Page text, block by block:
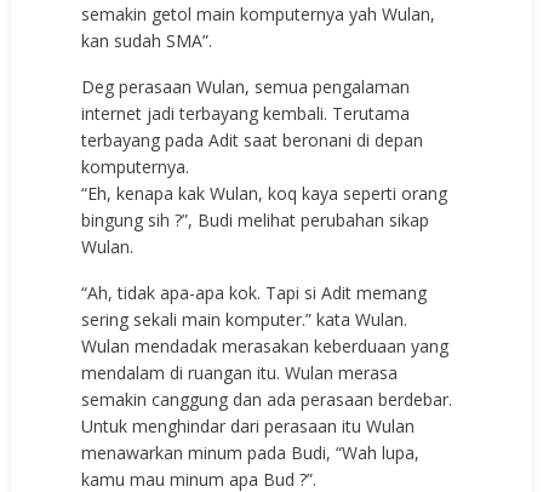
semakin getol main komputernya yah Wulan,
kan sudah SMA”.
Deg perasaan Wulan, semua pengalaman
internet jadi terbayang kembali. Terutama
terbayang pada Adit saat beronani di depan
komputernya.
“Eh, kenapa kak Wulan, koq kaya seperti orang
bingung sih ?”, Budi melihat perubahan sikap
Wulan.
“Ah, tidak apa-apa kok. Tapi si Adit memang
sering sekali main komputer.” kata Wulan.
Wulan mendadak merasakan keberduaan yang
mendalam di ruangan itu. Wulan merasa
semakin canggung dan ada perasaan berdebar.
Untuk menghindar dari perasaan itu Wulan
menawarkan minum pada Budi, “Wah lupa,
kamu mau minum apa Bud ?”.